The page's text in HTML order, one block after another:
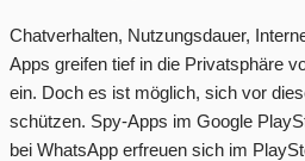
Chatverhalten, Nutzungsdauer,
Apps greifen tief in die Privatsphäre
ein. Doch es ist möglich, sich vor
schützen. Spy-Apps im Google
bei WhatsApp erfreuen sich im